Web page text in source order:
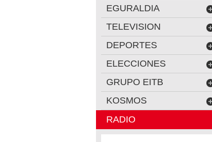
EGURALDIA
TELEVISION
DEPORTES
ELECCIONES
GRUPO EITB
KOSMOS
RADIO